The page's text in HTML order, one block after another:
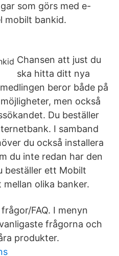
som görs med e-
mobilt bankid.
Chansen att just du
ska hitta ditt nya
beror både på
men också
Du beställer
I samband
du också installera
du inte redan har den
beställer ett Mobilt
olika banker.
FAQ. I menyn
frågorna och
produkter.